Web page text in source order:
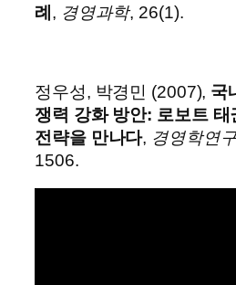
례 , 경영과학, 26(1).
정우성, 박경민 (2007), 국
쟁력 강화 방안: 로보트 태
전략을 만나다, 경영학연
1506.